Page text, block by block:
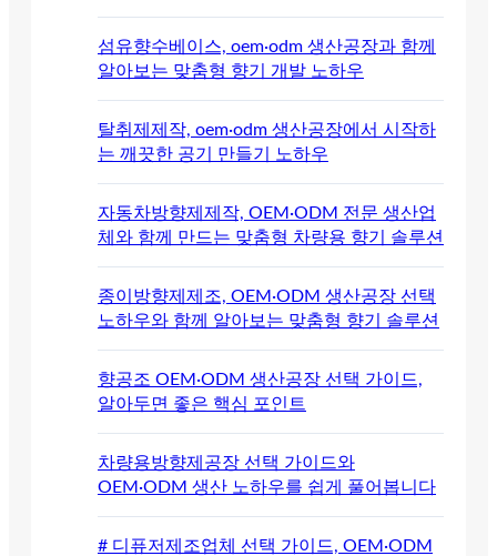
섬유향수베이스, oem·odm 생산공장과 함께
알아보는 맞춤형 향기 개발 노하우
탈취제제작, oem·odm 생산공장에서 시작하
는 깨끗한 공기 만들기 노하우
자동차방향제제작, OEM·ODM 전문 생산업
체와 함께 만드는 맞춤형 차량용 향기 솔루션
종이방향제제조, OEM·ODM 생산공장 선택
노하우와 함께 알아보는 맞춤형 향기 솔루션
향공조 OEM·ODM 생산공장 선택 가이드,
알아두면 좋은 핵심 포인트
차량용방향제공장 선택 가이드와
OEM·ODM 생산 노하우를 쉽게 풀어봅니다
# 디퓨저제조업체 선택 가이드, OEM·ODM